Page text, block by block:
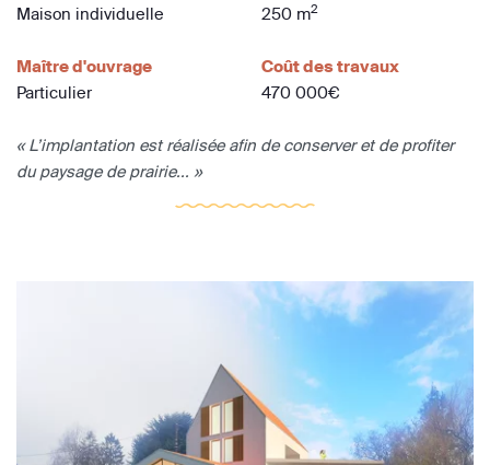
Maison individuelle
250 m2
Maître d'ouvrage
Particulier
Coût des travaux
470 000€
« L’implantation est réalisée afin de conserver et de profiter
du paysage de prairie... »